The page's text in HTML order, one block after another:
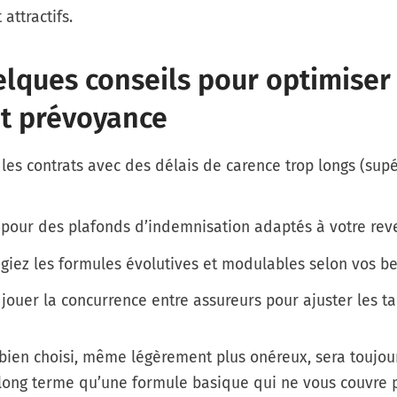
attractifs.
conseils pour
prévoyance
contrats avec des délais de carence trop longs
des plafonds d’indemnisation adaptés à votre
les formules évolutives et modulables selon vos
la concurrence entre assureurs pour ajuster les
choisi, même légèrement plus onéreux, sera
terme qu’une formule basique qui ne vous couvre